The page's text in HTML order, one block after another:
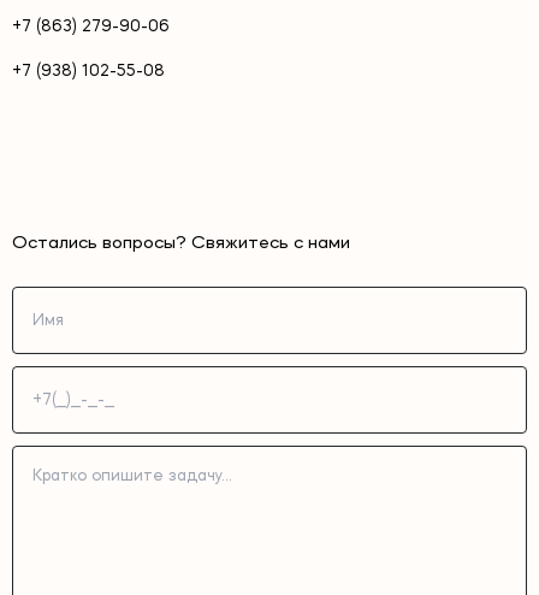
+7 (863) 279-90-06
+7 (938) 102-55-08
Остались вопросы? Свяжитесь с нами